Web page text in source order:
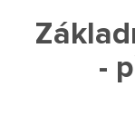
Služby školy
-